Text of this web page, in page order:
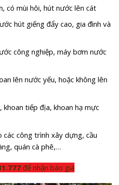
có mùi hôi, hút nước lên cát
hút giếng đẩy cao, gia đình và
công nghiệp, máy bơm nước
lên nước yếu, hoặc không lên
khoan tiếp địa, khoan hạ mực
các công trình xây dựng, cầu
quán cà phê,…
để nhận báo giá